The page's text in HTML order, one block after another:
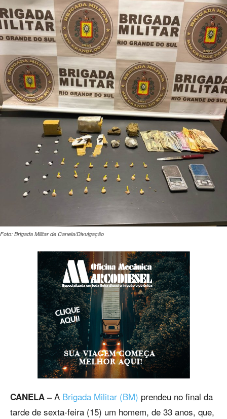
Foto: Brigada Militar de Canela/Divulgação
CANELA –A Brigada Militar (BM) prendeu no final da
tarde de sexta-feira (15) um homem, de 33 anos, que,